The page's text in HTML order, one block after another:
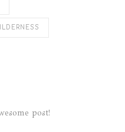
post!